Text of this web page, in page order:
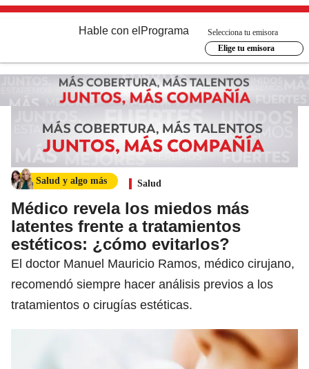
Hable con el Programa
Selecciona tu emisora
Elige tu emisora
Salud y algo más Salud
Médico revela los miedos más
latentes frente a tratamientos
estéticos: ¿cómo evitarlos?
El doctor Manuel Mauricio Ramos, médico cirujano,
recomendó siempre hacer análisis previos a los
tratamientos o cirugías estéticas.